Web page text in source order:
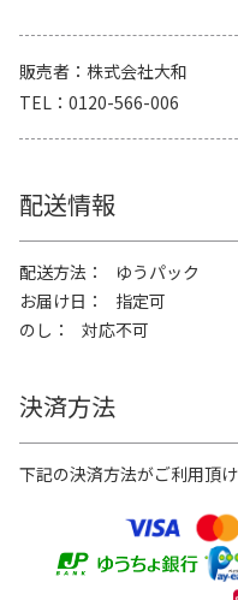
販売者
株式会社大和
TEL
0120-566-006
配送情報
配送方法
ゆうパック
お届け日
指定可
のし
対応不可
決済方法
下記の決済方法がご利用頂け